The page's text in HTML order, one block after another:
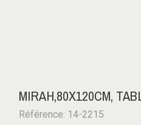
MIRAH,80X120CM,
Référence: 14-2215